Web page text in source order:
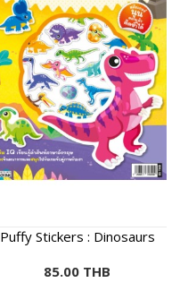
Puffy Stickers : Dinosaurs
85.00 THB